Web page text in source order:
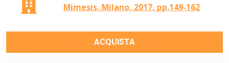
Mimesis, Milano, 2017, pp.149-162
ACQUISTA